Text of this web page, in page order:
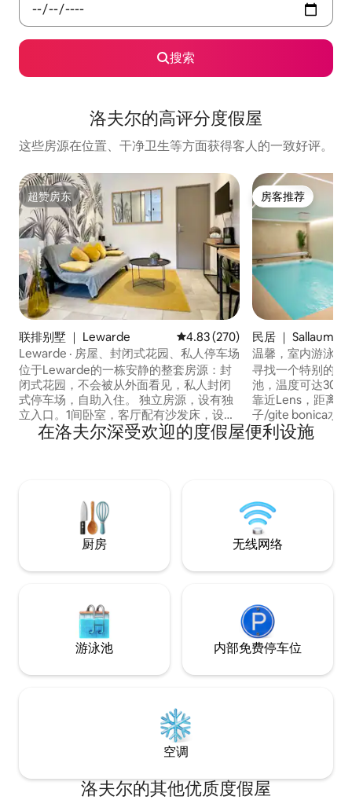
搜索
洛夫尔的高评分度假屋
这些房源在位置、干净卫生等方面获得客人的一致好评。
超赞房东
超赞房东
联排别墅 ｜ Lewarde 平均评分 4.83 分（满分 5 分），
4.83 (270)
Lewarde · 房屋、封闭式花园、私人停车场
位于Lewarde的一栋安静的整套房源：封
闭式花园，不会被从外面看见，私人封闭
式停车场，自助入住。 独立房源，设有独
立入口。1间卧室，客厅配有沙发床，设备
齐全的厨房、洗衣机、无线网络。 烧烤和
户外用餐区。 非常适合情侣/夫妻、远程办
净。您会在这里有宾至如归的感觉。
房客推荐
房客推荐
民居 ｜
温馨，室内游泳池
寻找一个特别的地
池，温度可达30
靠近Lens，距离里尔
子/gite bonica水
调、温馨的巴厘岛
段美好的时光。 在泳池里，您可以使用房
在洛夫尔深受欢迎的度假屋便利设施
厨房 无线网络
游泳池 内部免费停车位
空调
洛夫尔的其他优质度假屋